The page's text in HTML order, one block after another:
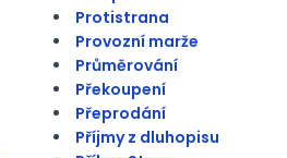
Protistrana
Provozní marže
Průměrování
Překoupení
Přeprodání
Příjmy z dluhopisu